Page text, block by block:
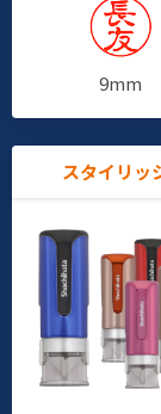
9mm
スタイリッ